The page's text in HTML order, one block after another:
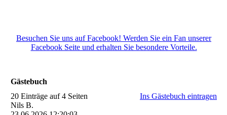
Besuchen Sie uns auf Facebook! Werden Sie ein Fan unserer
Facebook Seite und erhalten Sie besondere Vorteile.
Gästebuch
20 Einträge auf 4 Seiten
Ins Gästebuch eintragen
Nils B.